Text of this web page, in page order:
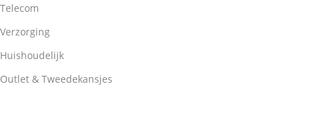
Telecom
Verzorging
Huishoudelijk
Outlet & Tweedekansjes